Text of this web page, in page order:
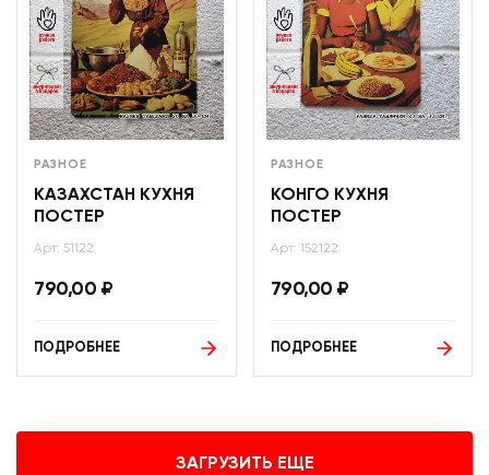
РАЗНОЕ
КАЗАХСТАН КУХНЯ
ПОСТЕР
Арт: 51122
790,00 ₽
ПОДРОБНЕЕ
РАЗНОЕ
КОНГО КУХНЯ
ПОСТЕР
Арт: 152122
790,00 ₽
ПОДРОБНЕЕ
ЗАГРУЗИТЬ ЕЩЕ